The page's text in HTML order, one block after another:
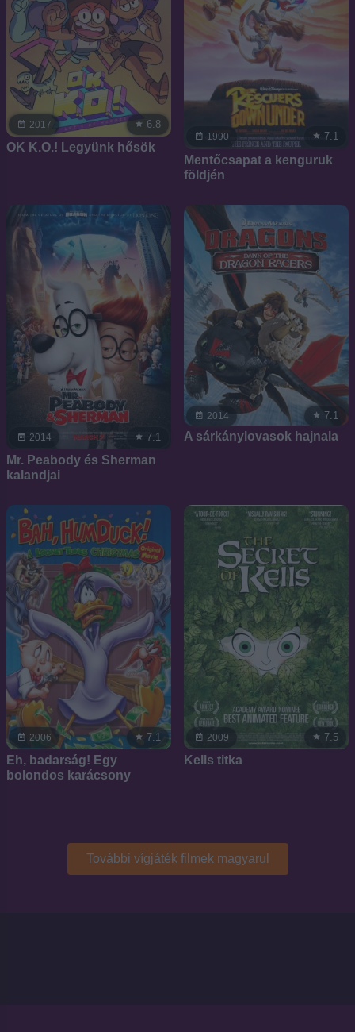
2017 6.8
OK K.O.! Legyünk hősök
1990 7.1
Mentőcsapat a kenguruk
földjén
2014 7.1
Mr. Peabody és Sherman
kalandjai
2014 7.1
A sárkánylovasok hajnala
2006 7.1
Eh, badarság! Egy
bolondos karácsony
2009 7.5
Kells titka
További vígjáték filmek magyarul